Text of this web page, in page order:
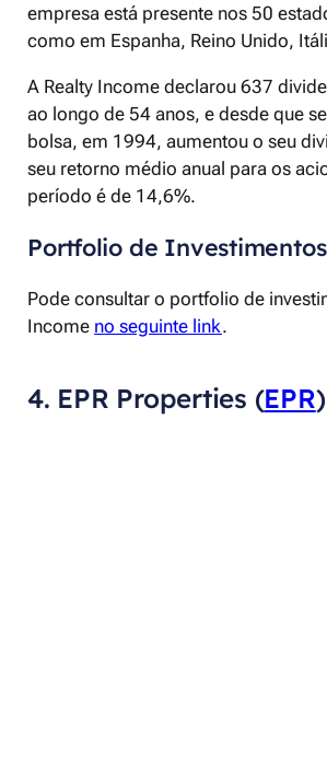
empresa está presente nos 50
como em Espanha, Reino Unido,
A Realty Income declarou 637
ao longo de 54 anos, e desde que
bolsa, em 1994, aumentou o seu
seu retorno médio anual para os
período é de 14,6%.
Portfolio de Investimentos
Pode consultar o portfolio de
Income no seguinte link.
4. EPR Properties (EPR)